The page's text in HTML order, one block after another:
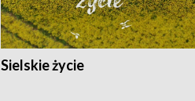
Sielskie życie